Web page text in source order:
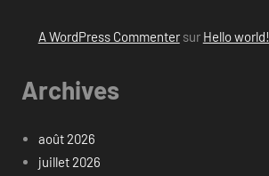
A WordPress Commentersur Hello world!
Archives
août 2026
juillet 2026